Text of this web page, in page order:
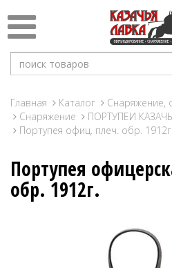
Главная Каталог
Снаряжение,
Снаряжение
ПОРТУПЕИ
Портупея офиц. плеч. обр. 1912г.
Портупея
обр. 1912г.